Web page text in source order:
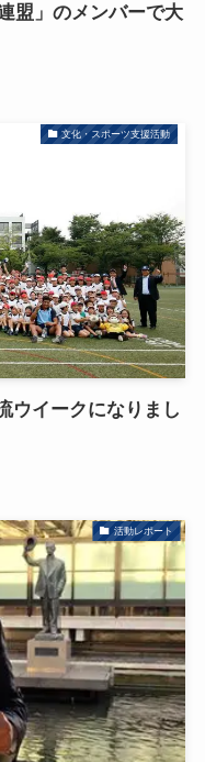
盟」のメンバーで大
文化・スポーツ支援活動
ウイークになりまし
活動レポート